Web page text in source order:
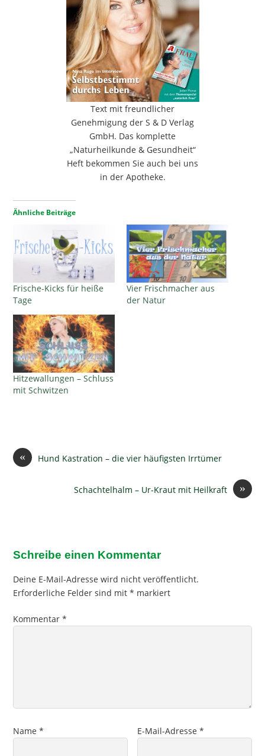
Text mit freundlicher
Genehmigung der S & D Verlag
GmbH. Das komplette
„Naturheilkunde & Gesundheit“
Heft bekommen Sie auch bei uns
in der Apotheke.
Ähnliche Beiträge
Frische-Kicks für heiße
Tage
Vier Frischmacher aus
der Natur
Hitzewallungen – Schluss
mit Schwitzen
« Hund Kastration – die vier häufigsten Irrtümer
»
Schachtelhalm – Ur-Kraut mit Heilkraft
Schreibe einen Kommentar
Deine E-Mail-Adresse wird nicht veröffentlicht.
Erforderliche Felder sind mit* markiert
Kommentar*
Name* E-Mail-Adresse*